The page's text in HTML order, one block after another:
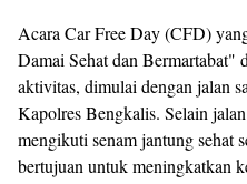
Acara Car Free Day (CFD)
Damai Sehat dan Bermartabat"
aktivitas, dimulai dengan jalan
Kapolres Bengkalis. Selain
mengikuti senam jantung sehat
bertujuan untuk meningkatkan